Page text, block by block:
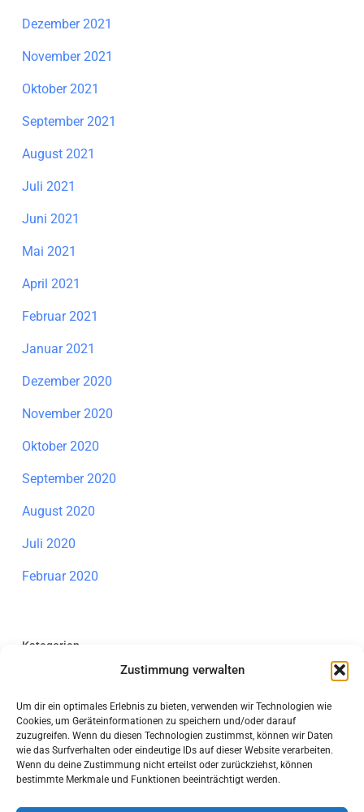
Zustimmung verwalten
Um dir ein optimales Erlebnis zu bieten, verwenden wir Technologien wie
Cookies, um Geräteinformationen zu speichern und/oder darauf
zuzugreifen. Wenn du diesen Technologien zustimmst, können wir Daten
wie das Surfverhalten oder eindeutige IDs auf dieser Website verarbeiten.
Wenn du deine Zustimmung nicht erteilst oder zurückziehst, können
bestimmte Merkmale und Funktionen beeinträchtigt werden.
Dezember 2021
November 2021
Oktober 2021
September 2021
August 2021
Juli 2021
Juni 2021
Mai 2021
April 2021
Februar 2021
Januar 2021
Dezember 2020
November 2020
Oktober 2020
September 2020
August 2020
Juli 2020
Februar 2020
Kategorien
Individuelle Förderung Mathematik
Information